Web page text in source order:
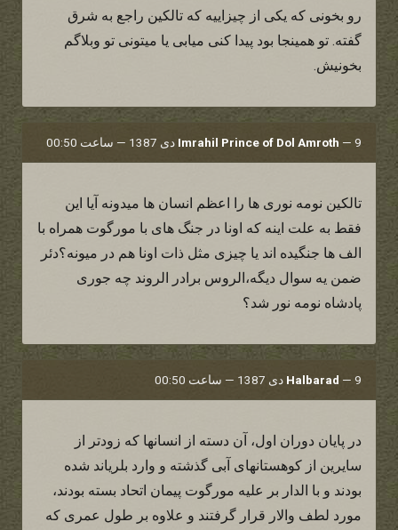
رو بخونی که یکی از چیزاییه که تالکین راجع به شرق
گفته. تو همینجا بود پیدا کنی میابی یا میتونی تو وبلاگم
بخونیش.
Imrahil Prince of Dol Amroth — 9 دی 1387 — ساعت 00:50
تالکین نومه نوری ها را اعظم انسان ها میدونه آیا این
فقط به علت اینه که اونا در جنگ های با مورگوت همراه با
الف ها جنگیده اند یا چیزی مثل ذات اونا هم در میونه؟دئر
ضمن یه سوال دیگه،الروس برادر الروند چه جوری
پادشاه نومه نور شد؟
Halbarad — 9 دی 1387 — ساعت 00:50
در پایان دوران اول، آن دسته از انسانها که زودتر از
سایرین از کوهستانهای آبی گذشته و وارد بلریاند شده
بودند و با الدار بر علیه مورگوت پیمان اتحاد بسته بودند،
مورد لطف والار قرار گرفتند و علاوه بر طول عمری که